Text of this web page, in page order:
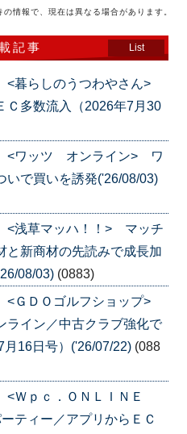
情報で、現在は異なる場合があります。
記事 List
<暮らしのうつわやさん>
Ｃ多数流入（2026年7月30
<ワッツ オンライン> ワ
いで買いを誘発('26/08/03)
<浅草マッハ！！> マッチ
と新商材の先読みで成長加
08/03) (0883)
<ＧＤＯゴルフショップ>
ライン／中古クラブ強化で
16日号）('26/07/22) (088
<Ｗｐｃ．ＯＮＬＩＮＥ
ティー／アプリからＥＣ